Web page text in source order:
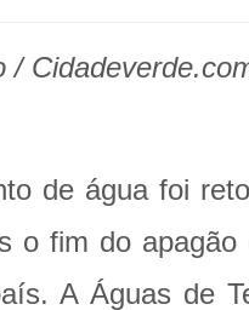
/
de água foi
o fim do
A Águas de